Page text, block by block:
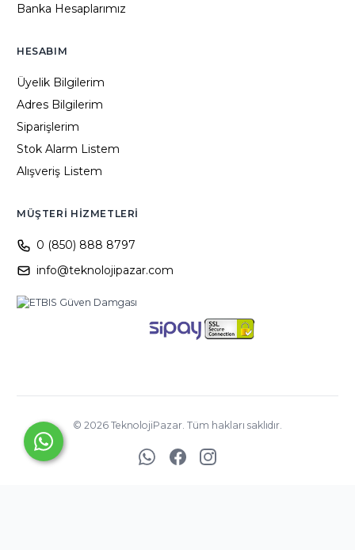
Banka Hesaplarımız
HESABIM
Üyelik Bilgilerim
Adres Bilgilerim
Siparişlerim
Stok Alarm Listem
Alışveriş Listem
MÜŞTERI HIZMETLERI
0 (850) 888 8797
info@teknolojipazar.com
© 2026 TeknolojiPazar. Tüm hakları saklıdır.